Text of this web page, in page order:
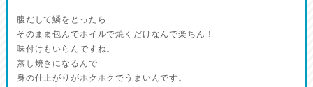
腹だして鱗をとったら
そのまま包んでホイルで焼くだけなんで楽ちん！
味付けもいらんですね。
蒸し焼きになるんで
身の仕上がりがホクホクでうまいんです。